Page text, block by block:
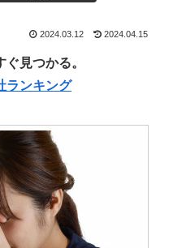
2024.03.12 2024.04.15
見つかる。
ランキング